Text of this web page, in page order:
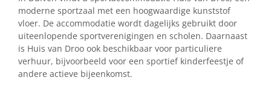
moderne sportzaal met een hoogwaardige kunststof
vloer. De accommodatie wordt dagelijks gebruikt door
uiteenlopende sportverenigingen en scholen. Daarnaast
is Huis van Droo ook beschikbaar voor particuliere
verhuur, bijvoorbeeld voor een sportief kinderfeestje of
andere actieve bijeenkomst.